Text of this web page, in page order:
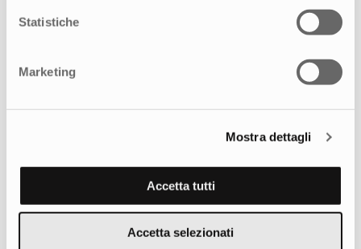
Statistiche
Marketing
Mostra dettagli
Accetta tutti
Accetta selezionati
Creatività e strategia multicanale per